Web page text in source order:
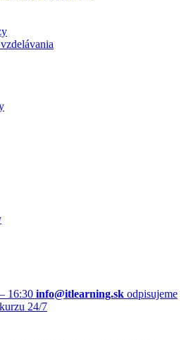
16:30 info@itlearning.sk odpisujeme
kurzu 24/7